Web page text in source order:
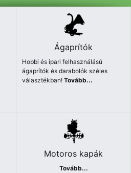
Ágaprítók
Hobbi és ipari felhasználású
ágaprítók és darabolók széles
választékban!Tovább...
Motoros kapák
Tovább...